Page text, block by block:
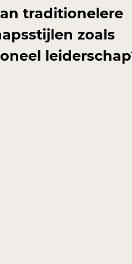
traditionelere
zoals